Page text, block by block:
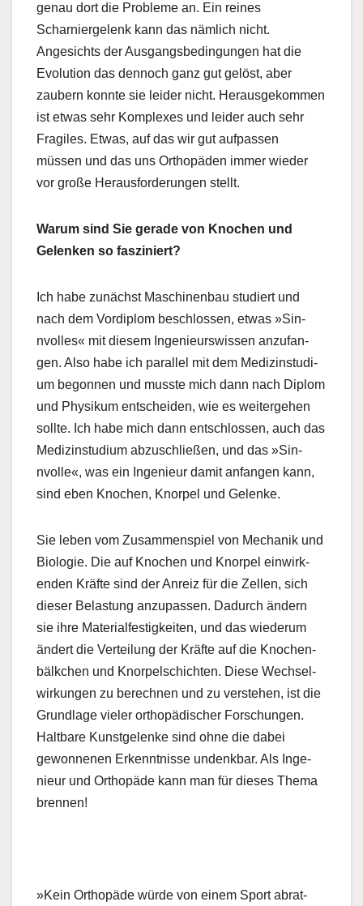
genau dort die Prob­leme an. Ein reines
Scharnierge­lenk kann das näm­lich nicht.
Angesichts der Aus­gangs­be­din­gun­gen hat die
Evo­lu­tion das den­noch ganz gut gelöst, aber
zaubern kon­nte sie lei­der nicht. Her­aus­gekom­men
ist etwas sehr Kom­plex­es und lei­der auch sehr
Frag­iles. Etwas, auf das wir gut auf­passen
müssen und das uns Orthopä­den immer wieder
vor große Her­aus­forderun­gen stellt.
Warum sind Sie ger­ade von Knochen und
Gelenken so fasziniert?
Ich habe zunächst Maschi­nen­bau studiert und
nach dem Vordiplom beschlossen, etwas »Sin­
nvolles« mit diesem Inge­nieur­swis­sen anz­u­fan­
gen. Also habe ich par­al­lel mit dem Medi­zin­studi­
um begonnen und musste mich dann nach Diplom
und Physikum entschei­den, wie es weit­erge­hen
sollte. Ich habe mich dann entschlossen, auch das
Medi­zin­studi­um abzuschließen, und das »Sin­
nvolle«, was ein Inge­nieur damit anfan­gen kann,
sind eben Knochen, Knor­pel und Gelenke.
Sie leben vom Zusam­men­spiel von Mechanik und
Biolo­gie. Die auf Knochen und Knor­pel ein­wirk­
enden Kräfte sind der Anreiz für die Zellen, sich
dieser Belas­tung anzu­passen. Dadurch ändern
sie ihre Mate­ri­alfes­tigkeit­en, und das wiederum
ändert die Verteilung der Kräfte auf die Knochen­
bälkchen und Knor­pelschicht­en. Diese Wech­sel­
wirkun­gen zu berech­nen und zu ver­ste­hen, ist die
Grund­lage viel­er orthopädis­ch­er Forschun­gen.
Halt­bare Kun­st­ge­lenke sind ohne die dabei
gewonnenen Erken­nt­nisse undenkbar. Als Inge­
nieur und Orthopäde kann man für dieses The­ma
bren­nen!
»Kein Orthopäde würde von einem Sport abrat­